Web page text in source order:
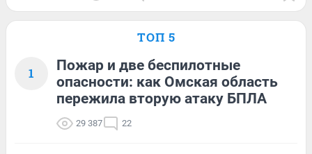
ТОП 5
1
Пожар и две беспилотные
опасности: как Омская область
пережила вторую атаку БПЛА
29 387 22